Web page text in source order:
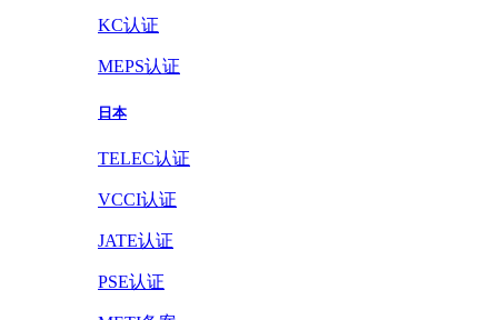
KC认证
MEPS认证
日本
TELEC认证
VCCI认证
JATE认证
PSE认证